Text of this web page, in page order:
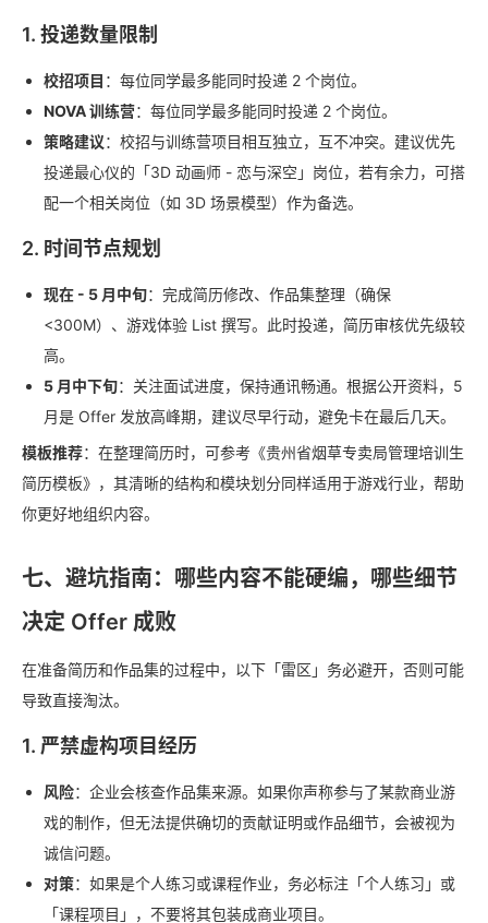
1. 投递数量限制
校招项目 ：每位同学最多能同时投递 2 个岗位。
NOVA 训练营：每位同学最多能同时投递 2 个岗位。
策略建议：校招与训练营项目相互独立，互不冲突。建议优先
投递最心仪的「3D 动画师 - 恋与深空」岗位，若有余力，可搭
配一个相关岗位（如 3D 场景模型）作为备选。
2. 时间节点规划
现在 - 5 月中旬：完成简历修改、作品集整理（确保
<300M）、游戏体验 List 撰写。此时投递，简历审核优先级较
高。
5 月中下旬：关注面试进度，保持通讯畅通。根据公开资料，5
月是 Offer 发放高峰期，建议尽早行动，避免卡在最后几天。
模板推荐：在整理简历时，可参考《贵州省烟草专卖局管理培训生
简历模板》，其清晰的结构和模块划分同样适用于游戏行业，帮助
你更好地组织内容。
七、避坑指南：哪些内容不能硬编，哪些细节
决定 Offer 成败
在准备简历和作品集的过程中，以下「雷区」务必避开，否则可能
导致直接淘汰。
1. 严禁虚构项目经历
风险：企业会核查作品集来源。如果你声称参与了某款商业游
戏的制作，但无法提供确切的贡献证明或作品细节，会被视为
诚信问题。
对策：如果是个人练习或课程作业，务必标注「个人练习」或
「课程项目」，不要将其包装成商业项目。